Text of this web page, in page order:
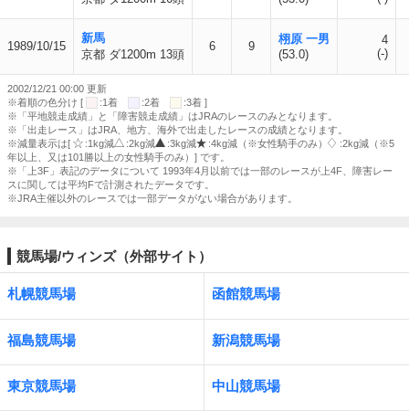
1989/10/15
新馬
京都 ダ1200m 13頭
6 9
栩原 一男
(53.0)
4
(-)
2002/12/21 00:00 更新
※着順の色分け [
:1着 :2着
:3着 ]
※「平地競走成績」と「障害競走成績」はJRAのレースのみとなります。
※「出走レース」はJRA、地方、海外で出走したレースの成績となります。
※減量表示は[
:1kg減 :2kg減 :3kg減 :4kg減（※女性騎手のみ）
:2kg減（※5
年以上、又は101勝以上の女性騎手のみ）] です。
※「上3F」表記のデータについて 1993年4月以前では一部のレースが上4F、障害レー
スに関しては平均Fで計測されたデータです。
※JRA主催以外のレースでは一部データがない場合があります。
競馬場/ウィンズ（外部サイト）
札幌競馬場 函館競馬場
福島競馬場 新潟競馬場
東京競馬場 中山競馬場